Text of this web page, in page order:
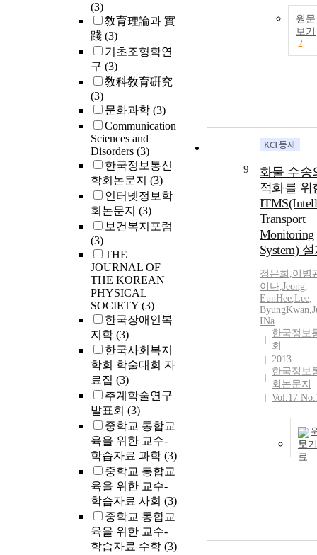
(3)
敎育理論과 實
踐 (3)
기초조형학연
구 (3)
敎科敎育硏究
(3)
문화과학 (3)
Communication
Sciences and
Disorders (3)
한국정보통신
학회논문지 (3)
인터넷정보학
회논문지 (3)
보건복지포럼
(3)
THE
JOURNAL OF
THE KOREAN
PHYSICAL
SOCIETY (3)
한국장애인복
지학 (3)
한국사회복지
학회 학술대회 자
료집 (3)
추계학술연구
발표회 (3)
중학교 통합교
육을 위한 교수-
학습자료 과학 (3)
중학교 통합교
육을 위한 교수-
학습자료 사회 (3)
중학교 통합교
육을 위한 교수-
학습자료 수학 (3)
원문
보기
2
9
화물 수송
적화를 위
Transport
Monitoring
System)
정은희 ,이병
이나,Jeong,
EunHee,Lee,
ByungKwan,
INa
한국정보
회
2013
한국정보
회논문지
Vol.17
보기